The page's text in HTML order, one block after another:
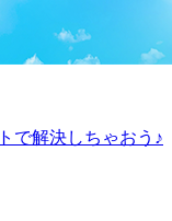
で解決しちゃおう♪